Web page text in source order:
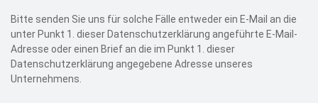
Bitte senden Sie uns für solche Fälle entweder ein E-Mail an die
unter Punkt 1. dieser Datenschutzerklärung angeführte E-Mail-
Adresse oder einen Brief an die im Punkt 1. dieser
Datenschutzerklärung angegebene Adresse unseres
Unternehmens.